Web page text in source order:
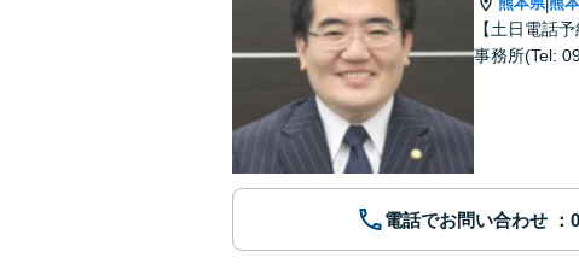
|
【土日電話
事務所(Tel:
電話でお問い合わせ